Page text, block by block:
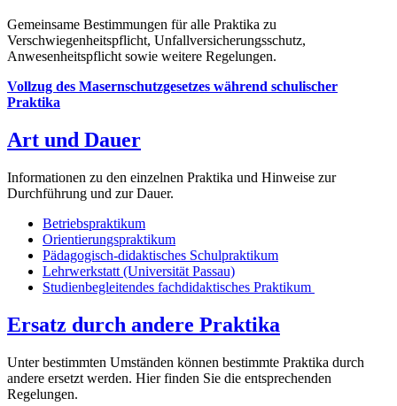
Gemeinsame Bestimmungen für alle Praktika zu
Verschwiegenheitspflicht, Unfallversicherungsschutz,
Anwesenheitspflicht sowie weitere Regelungen.
Vollzug des Masernschutzgesetzes während schulischer
Praktika
Art und Dauer
Informationen zu den einzelnen Praktika und Hinweise zur
Durchführung und zur Dauer.
Betriebspraktikum
Orientierungspraktikum
Pädagogisch-didaktisches Schulpraktikum
Lehrwerkstatt (Universität Passau)
Studienbegleitendes fachdidaktisches Praktikum
Ersatz durch andere Praktika
Unter bestimmten Umständen können bestimmte Praktika durch
andere ersetzt werden. Hier finden Sie die entsprechenden
Regelungen.